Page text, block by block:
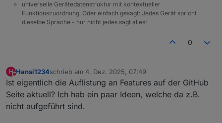
universelle Gerätedatenstruktur mit kontextueller
Funktionszuordnung. Oder einfach gesagt: Jedes Gerät spricht
dieselbe Sprache - nur nicht jedes sagt alles!
0
H
Nicht stören
Hansi1234schrieb am 4. Dez. 2025, 07:49
zuletzt editiert von
Ist eigentlich die Auflistung an Features auf der GitHub
Seite aktuell? Ich hab ein paar Ideen, welche da z.B.
nicht aufgeführt sind.